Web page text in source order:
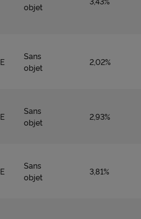
l
e
objet
Sans
objet
2,02%
Sans
objet
2,93%
Sans
objet
3,81%